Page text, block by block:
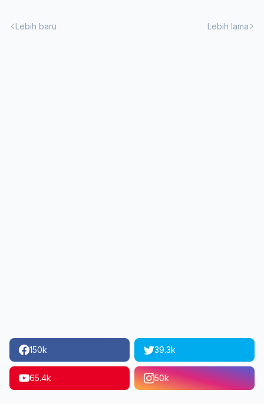
Lebih baru Lebih lama
150k 39.3k
65.4k 50k